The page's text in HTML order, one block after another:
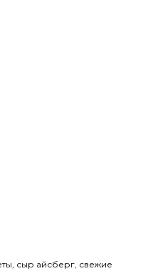
сыр айсберг, свежие